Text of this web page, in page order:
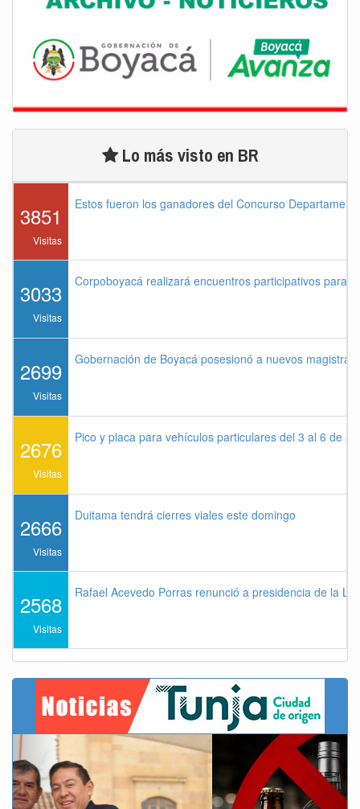
Lo más visto en BR
3851
Visitas
Estos fueron los ganadores del Concurso
3033
Visitas
Corpoboyacá realizará encuentros participativos para
2699
Visitas
Gobernación de Boyacá posesionó a nuevos
2676
Visitas
Pico y placa para vehículos particulares del 3 al 6 de
2666
Visitas
Duitama tendrá cierres viales este domingo
2568
Visitas
Rafael Acevedo Porras renunció a presidencia de la
Previous Next